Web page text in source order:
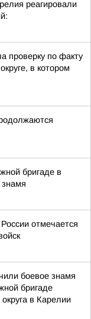
реагировали
проверку по факту
в котором
бригаде в
отмечается
боевое знамя
бригаде
округа в Карелии